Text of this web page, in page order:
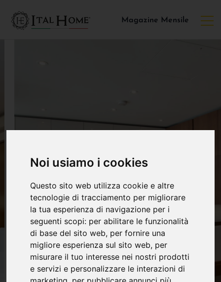
Noi usiamo i cookies
Questo sito web utilizza cookie e altre
tecnologie di tracciamento per migliorare
la tua esperienza di navigazione per i
seguenti scopi: per abilitare le funzionalità
di base del sito web, per fornire una
migliore esperienza sul sito web, per
misurare il tuo interesse nei nostri prodotti
e servizi e personalizzare le interazioni di
Magazine Mensile